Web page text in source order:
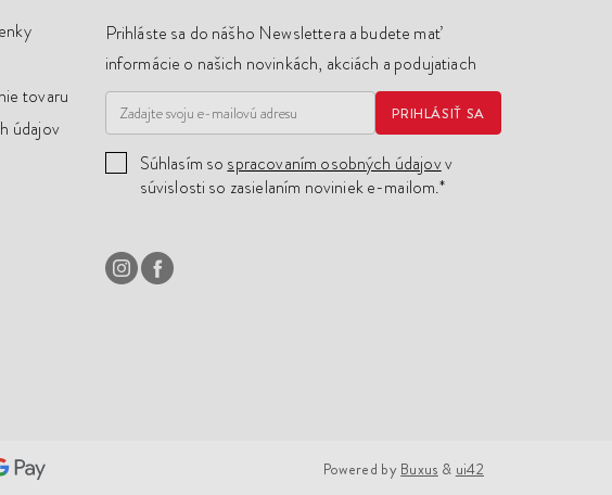
tovaru
údajov
Prihláste sa do nášho Newslettera a budete mať
informácie o našich novinkách, akciách a podujatiach
PRIHLÁSIŤ SA
Súhlasím so spracovaním osobných údajovv
súvislosti so zasielaním noviniek e-mailom.*
Powered by Buxus & ui42